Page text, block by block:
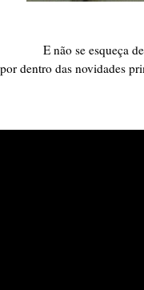
E não se esqueça
dentro das novidades